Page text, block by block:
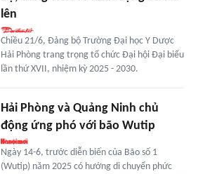
lên
Chiều 21/6, Đảng bộ Trường Đại học Y Dược
Hải Phòng trang trọng tổ chức Đại hội Đại biểu
lần thứ XVII, nhiệm kỳ 2025 - 2030.
Hải Phòng và Quảng Ninh chủ
động ứng phó với bão Wutip
Ngày 14-6, trước diễn biến của Bão số 1
(Wutip) năm 2025 có hướng di chuyển phức